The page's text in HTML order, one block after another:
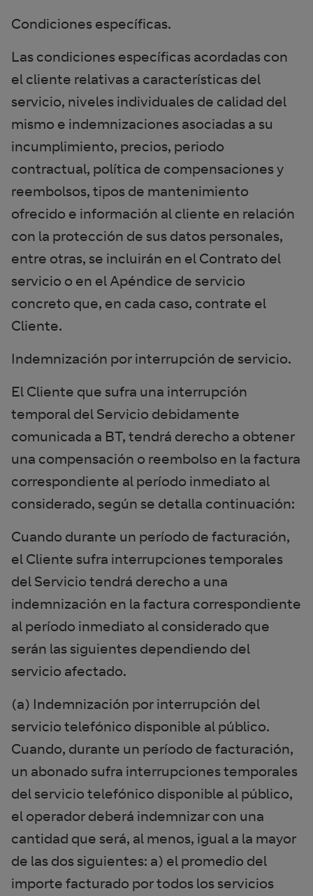
Condiciones específicas.
Las condiciones específicas acordadas con
el cliente relativas a características del
servicio, niveles individuales de calidad del
mismo e indemnizaciones asociadas a su
incumplimiento, precios, periodo
contractual, política de compensaciones y
reembolsos, tipos de mantenimiento
ofrecido e información al cliente en relación
con la protección de sus datos personales,
entre otras, se incluirán en el Contrato del
servicio o en el Apéndice de servicio
concreto que, en cada caso, contrate el
Cliente.
Indemnización por interrupción de servicio.
El Cliente que sufra una interrupción
temporal del Servicio debidamente
comunicada a BT, tendrá derecho a obtener
una compensación o reembolso en la factura
correspondiente al período inmediato al
considerado, según se detalla continuación:
Cuando durante un período de facturación,
el Cliente sufra interrupciones temporales
del Servicio tendrá derecho a una
indemnización en la factura correspondiente
al período inmediato al considerado que
serán las siguientes dependiendo del
servicio afectado.
(a) Indemnización por interrupción del
servicio telefónico disponible al público.
Cuando, durante un período de facturación,
un abonado sufra interrupciones temporales
del servicio telefónico disponible al público,
el operador deberá indemnizar con una
cantidad que será, al menos, igual a la mayor
de las dos siguientes: a) el promedio del
importe facturado por todos los servicios